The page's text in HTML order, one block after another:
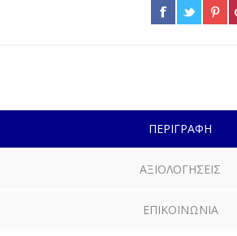
ΠΕΡΙΓΡΑΦΗ
ΑΞΙΟΛΟΓΗΣΕΙΣ
ΕΠΙΚΟΙΝΩΝΙΑ